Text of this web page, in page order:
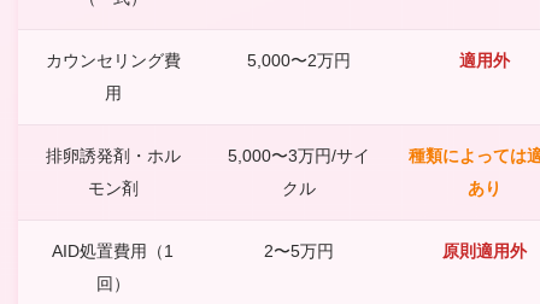
カウンセリング費
用
5,000〜2万円 適用外
排卵誘発剤・ホル
モン剤
5,000〜3万円/サイ
クル
種類によっては
あり
AID処置費用（1
回）
2〜5万円 原則適用外